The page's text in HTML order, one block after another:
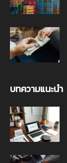
บทความแนะนำ